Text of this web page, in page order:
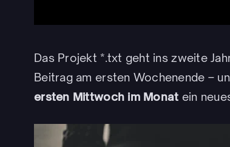
Das Projekt *.txt geht ins zweite
Beitrag am ersten Wochenende –
ersten Mittwoch im Monat ein